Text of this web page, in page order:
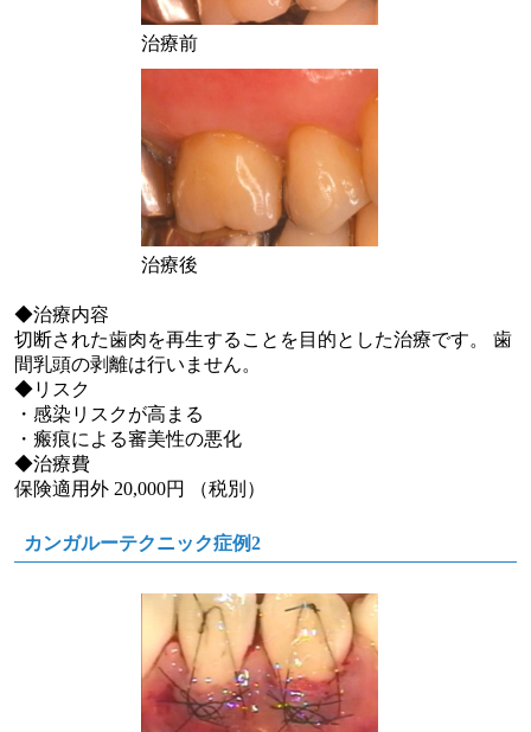
治療前
治療後
◆治療内容
切断された歯肉を再生することを目的とした治療です。 歯
間乳頭の剥離は行いません。
◆リスク
・感染リスクが高まる
・瘢痕による審美性の悪化
◆治療費
保険適用外 20,000円 （税別）
カンガルーテクニック症例2